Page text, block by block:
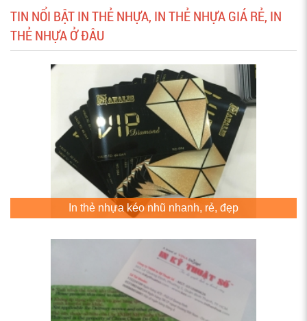
TIN NỔI BẬT IN THẺ NHỰA, IN THẺ NHỰA GIÁ RẺ, IN
THẺ NHỰA Ở ĐÂU
In thẻ nhựa kéo nhũ nhanh, rẻ, đẹp